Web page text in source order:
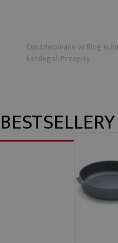
Opublikowano w:Blog
każdego!,Przepisy
BESTSELLERY